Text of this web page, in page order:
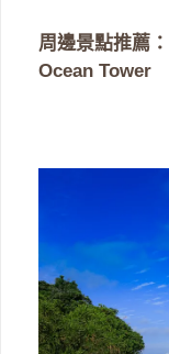
周邊景點推薦：
Ocean Tower